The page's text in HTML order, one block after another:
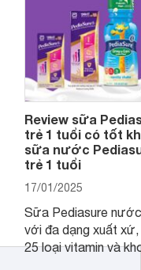
Review sữa
trẻ 1 tuổi có tốt
sữa nước
trẻ 1 tuổi
17/01/2025
Sữa Pediasure
với đa dạng xuất
25 loại vitamin và